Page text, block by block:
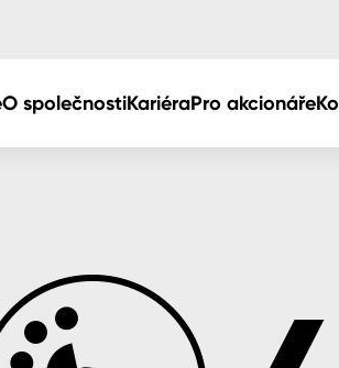
O společnostiKariéraPro akcionáře